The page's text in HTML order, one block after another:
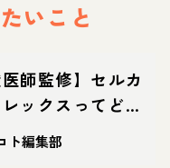
いこと
医師監修】セルカ
ックスってどん
？性格・体重・寿
特徴・迎え方
ト編集部